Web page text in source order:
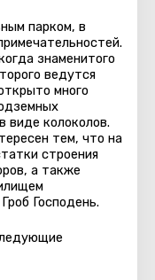
парком, в
знаменитого
ведутся
много
виде колоколов.
тем, что на
строения
а также
Господень.